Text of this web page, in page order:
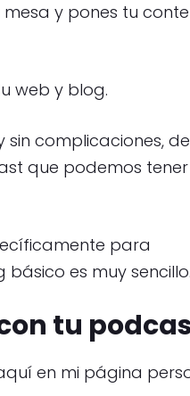
y pones tu
web y blog.
complicaciones, de
que podemos
para
es muy sencillo.
tu
en mi página